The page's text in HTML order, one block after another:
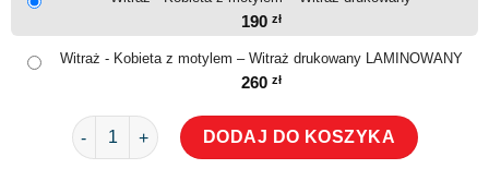
190 zł
Witraż - Kobieta z motylem – Witraż drukowany LAMINOWANY
260 zł
ilość Witraż - Kobieta z motylem
DODAJ DO KOSZYKA